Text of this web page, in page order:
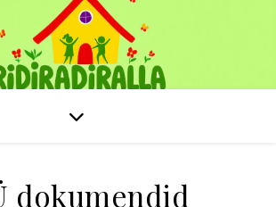
dokumendid